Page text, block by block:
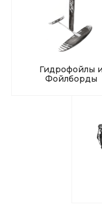
Гидрофойлы и
Фойлборды